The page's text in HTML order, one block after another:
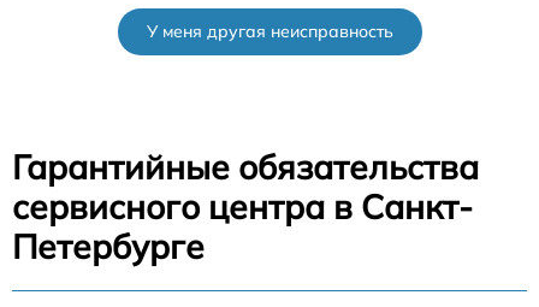
У меня другая неисправность
Гарантийные обязательства
сервисного центра в Санкт-
Петербурге